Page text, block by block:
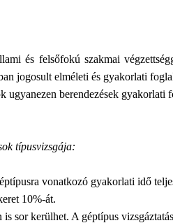
és felsőfokú szakmai
jogosult elméleti és gyakorlati
berendezések gyakorlati
típusvizsgája:
vonatkozó gyakorlati idő
10%-át.
is sor kerülhet. A géptípus